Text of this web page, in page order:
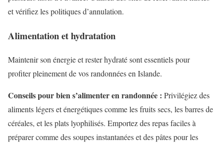
et vérifiez les politiques d’annulation.
Alimentation et hydratation
Maintenir son énergie et rester hydraté sont essentiels pour
profiter pleinement de vos randonnées en Islande.
Conseils pour bien s’alimenter en randonnée : Privilégiez des
aliments légers et énergétiques comme les fruits secs, les barres de
céréales, et les plats lyophilisés. Emportez des repas faciles à
préparer comme des soupes instantanées et des pâtes pour les